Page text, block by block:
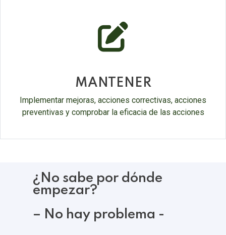
fa-
MANTENER
Implementar mejoras, acciones correctivas, acciones
preventivas y comprobar la eficacia de las acciones
¿No sabe por dónde
empezar?
– No hay problema -